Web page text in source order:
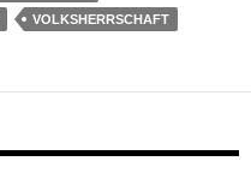
VOLKSHERRSCHAFT